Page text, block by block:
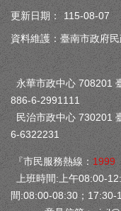
更新日期：
115-08-07
資料維護：臺南市政府
永華市政中心 708201
886-6-2991111
民治市政中心
6-6322231
『市民服務熱線： 1999
上班時間:上午08:00-
間:08:00-08:30；17:30-